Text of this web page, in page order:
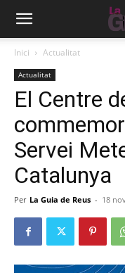
Inici Actualitat
Actualitat
El Centre
Servei
Catalunya
Per La Guia de Reus - 18